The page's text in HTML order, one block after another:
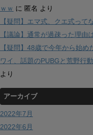
ｗｗ に 匿名 より
【疑問】エマ式、クエ式って
【議論】通常が過疎った理由
【疑問】48歳で今年から始
ワイ、話題のPUBGと荒野行
より
アーカイブ
2022年7月
2022年6月